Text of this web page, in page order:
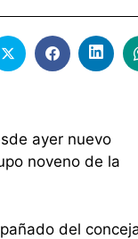
ayer nuevo
noveno de la
del